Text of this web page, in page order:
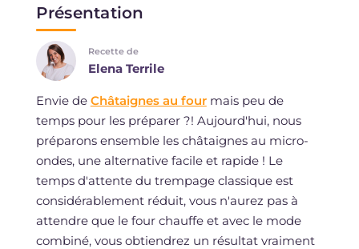
Présentation
Recette de
Elena Terrile
Envie de Châtaignes au fourmais peu de
temps pour les préparer ?! Aujourd'hui, nous
préparons ensemble les châtaignes au micro-
ondes, une alternative facile et rapide ! Le
temps d'attente du trempage classique est
considérablement réduit, vous n'aurez pas à
attendre que le four chauffe et avec le mode
combiné, vous obtiendrez un résultat vraiment